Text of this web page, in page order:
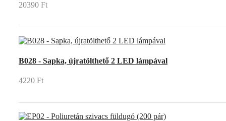
20390 Ft
B028 - Sapka, újratölthető 2 LED lámpával
4220 Ft